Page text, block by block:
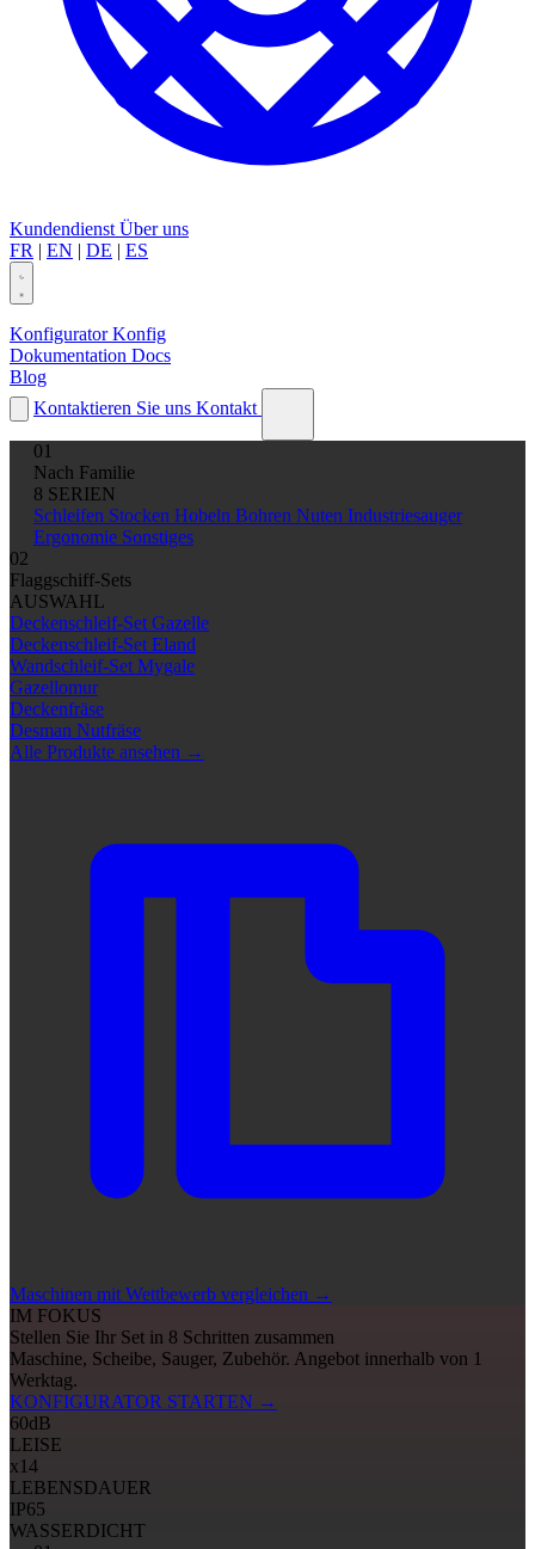
Kundendienst Über uns
FR | EN | DE | ES
Konfigurator Konfig
Dokumentation Docs
Blog
Kontaktieren Sie uns Kontakt
01
Nach Familie
8 SERIEN
Schleifen Stocken Hobeln Bohren Nuten Industriesauger
Ergonomie Sonstiges
02
Flaggschiff-Sets
AUSWAHL
Deckenschleif-Set Gazelle
Deckenschleif-Set Eland
Wandschleif-Set Mygale
Gazellomur
Deckenfräse
Desman Nutfräse
Alle Produkte ansehen →
Maschinen mit Wettbewerb vergleichen →
IM FOKUS
Stellen Sie Ihr Set in 8 Schritten zusammen
Maschine, Scheibe, Sauger, Zubehör. Angebot innerhalb von 1
Werktag.
KONFIGURATOR STARTEN →
60dB
LEISE
x14
LEBENSDAUER
IP65
WASSERDICHT